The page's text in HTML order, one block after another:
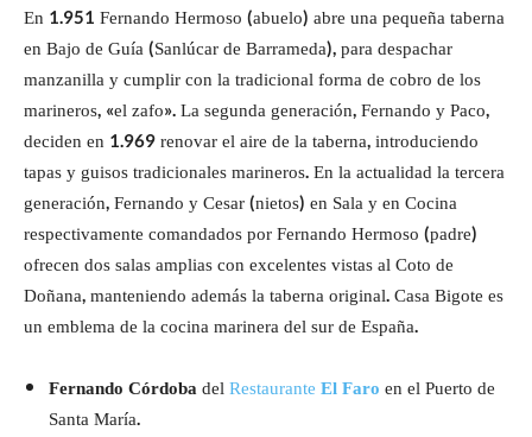
En 1.951 Fernando Hermoso (abuelo) abre una pequeña taberna
en Bajo de Guía (Sanlúcar de Barrameda), para despachar
manzanilla y cumplir con la tradicional forma de cobro de los
marineros, «el zafo». La segunda generación, Fernando y Paco,
deciden en 1.969 renovar el aire de la taberna, introduciendo
tapas y guisos tradicionales marineros. En la actualidad la tercera
generación, Fernando y Cesar (nietos) en Sala y en Cocina
respectivamente comandados por Fernando Hermoso (padre)
ofrecen dos salas amplias con excelentes vistas al Coto de
Doñana, manteniendo además la taberna original. Casa Bigote es
un emblema de la cocina marinera del sur de España.
Fernando CórdobadelRestauranteEl Faroen el Puerto de
Santa María.